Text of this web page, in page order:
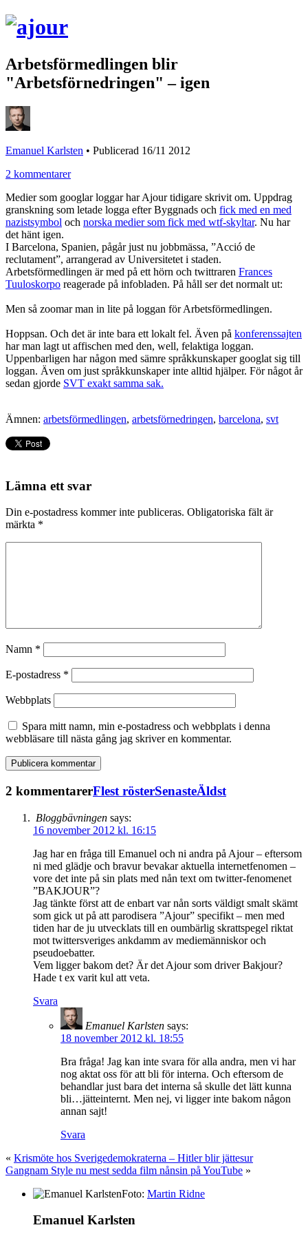
Arbetsförmedlingen blir
"Arbetsförnedringen" – igen
Emanuel Karlsten • Publicerad 16/11 2012
2 kommentarer
Medier som googlar loggar har Ajour tidigare skrivit om. Uppdrag
granskning som letade logga efter Byggnads och fick med en med
nazistsymbol och norska medier som fick med wtf-skyltar. Nu har
det hänt igen.
I Barcelona, Spanien, pågår just nu jobbmässa, ”Acció de
reclutament”, arrangerad av Universitetet i staden.
Arbetsförmedlingen är med på ett hörn och twittraren Frances
Tuuloskorpo reagerade på infobladen. På håll ser det normalt ut:
Men så zoomar man in lite på loggan för Arbetsförmedlingen.
Hoppsan. Och det är inte bara ett lokalt fel. Även på konferenssajten
har man lagt ut affischen med den, well, felaktiga loggan.
Uppenbarligen har någon med sämre språkkunskaper googlat sig till
loggan. Även om just språkkunskaper inte alltid hjälper. För något år
sedan gjorde SVT exakt samma sak.
Ämnen: arbetsförmedlingen, arbetsförnedringen, barcelona, svt
Lämna ett svar
Din e-postadress kommer inte publiceras. Obligatoriska fält är
märkta *
Namn *
E-postadress *
Webbplats
Spara mitt namn, min e-postadress och webbplats i denna
webbläsare till nästa gång jag skriver en kommentar.
2 kommentarerFlest rösterSenasteÄldst
Bloggbävningen says:
16 november 2012 kl. 16:15
Jag har en fråga till Emanuel och ni andra på Ajour – eftersom
ni med glädje och bravur bevakar aktuella internetfenomen –
vore det inte på sin plats med nån text om twitter-fenomenet
”BAKJOUR”?
Jag tänkte först att de enbart var nån sorts väldigt smalt skämt
som gick ut på att parodisera ”Ajour” specifikt – men med
tiden har de ju utvecklats till en oumbärlig skrattspegel riktat
mot twittersveriges ankdamm av mediemänniskor och
pseudoebatter.
Vem ligger bakom det? Är det Ajour som driver Bakjour?
Hade t ex varit kul att veta.
Svara
Emanuel Karlsten says:
18 november 2012 kl. 18:55
Bra fråga! Jag kan inte svara för alla andra, men vi har
nog aktat oss för att bli för interna. Och eftersom de
behandlar just bara det interna så skulle det lätt kunna
bli…jätteinternt. Men nej, vi ligger inte bakom någon
annan sajt!
Svara
« Krismöte hos Sverigedemokraterna – Hitler blir jättesur
Gangnam Style nu mest sedda film nånsin på YouTube »
Foto: Martin Ridne
Emanuel Karlsten